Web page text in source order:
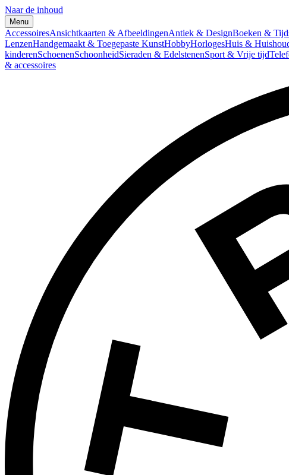
Naar de inhoud
Menu
AccessoiresAnsichtkaarten & AfbeeldingenAntiek & DesignBoeken &
LenzenHandgemaakt & Toegepaste KunstHobbyHorlogesHuis &
kinderenSchoenenSchoonheidSieraden & EdelstenenSport & Vrije tijd
& accessoires